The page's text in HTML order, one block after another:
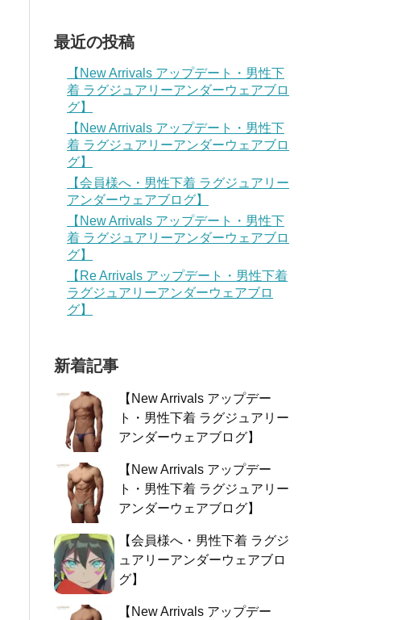
最近の投稿
【New Arrivals アップデート・男性下
着 ラグジュアリーアンダーウェアブロ
グ】
【New Arrivals アップデート・男性下
着 ラグジュアリーアンダーウェアブロ
グ】
【会員様へ・男性下着 ラグジュアリー
アンダーウェアブログ】
【New Arrivals アップデート・男性下
着 ラグジュアリーアンダーウェアブロ
グ】
【Re Arrivals アップデート・男性下着
ラグジュアリーアンダーウェアブロ
グ】
新着記事
【New Arrivals アップデー
ト・男性下着 ラグジュアリー
アンダーウェアブログ】
【New Arrivals アップデー
ト・男性下着 ラグジュアリー
アンダーウェアブログ】
【会員様へ・男性下着 ラグジ
ュアリーアンダーウェアブロ
グ】
【New Arrivals アップデー